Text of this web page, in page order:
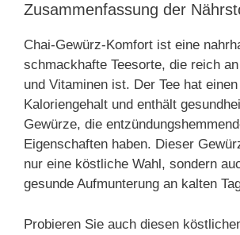
Zusammenfassung der
Chai-Gewürz-Komfort ist eine
schmackhafte Teesorte, die reich
und Vitaminen ist. Der Tee hat
Kaloriengehalt und enthält
Gewürze, die
Eigenschaften haben. Dieser
nur eine köstliche Wahl, sondern
gesunde Aufmunterung an kalten
Probieren Sie auch diesen